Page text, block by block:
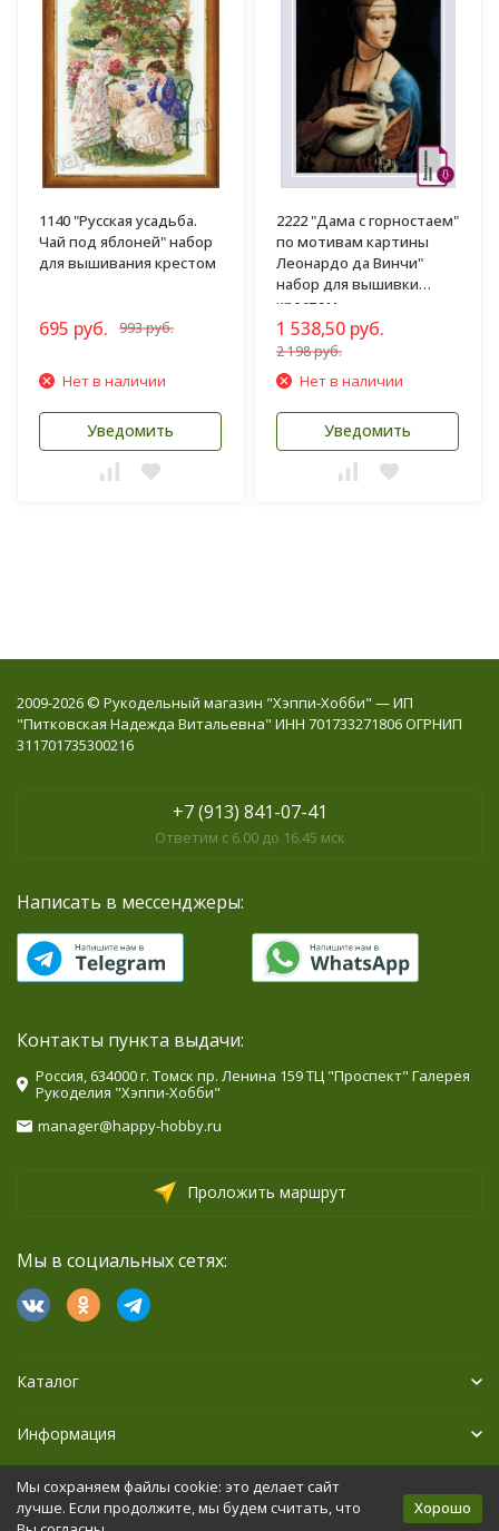
1140 "Русская усадьба.
Чай под яблоней" набор
для вышивания крестом
695 руб. 993 руб.
Нет в наличии
Уведомить
2222 "Дама с горностаем"
по мотивам картины
Леонардо да Винчи"
набор для вышивки
крестом
1 538,50 руб.
2 198 руб.
Нет в наличии
Уведомить
2009-2026 © Рукодельный магазин "Хэппи-Хобби" — ИП
"Питковская Надежда Витальевна" ИНН 701733271806 ОГРНИП
311701735300216
+7 (913) 841-07-41
Ответим с 6.00 до 16.45 мск
Написать в мессенджеры:
Контакты пункта выдачи:
Россия, 634000 г. Томск пр. Ленина 159 ТЦ "Проспект" Галерея
Рукоделия "Хэппи-Хобби"
manager@happy-hobby.ru
Проложить маршрут
Мы в социальных сетях:
Каталог
Информация
Дополнительно
Мы сохраняем файлы cookie: это делает сайт
лучше. Если продолжите, мы будем считать, что
Хорошо